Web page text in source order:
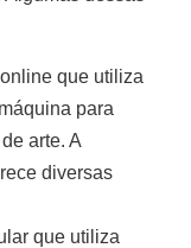
que utiliza
para
arte. A
diversas
que utiliza